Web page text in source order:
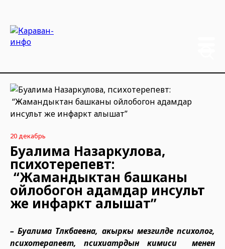
20 декабрь
Буалима Назаркулова,
психотерепевт:
“Жамандыктан башканы
ойлобогон адамдар инсульт
же инфаркт алышат”
– Буалима Түлкүбаевна, акыркы мезгилде психолог,
психотерапевт, психиатрдын кимиси менен